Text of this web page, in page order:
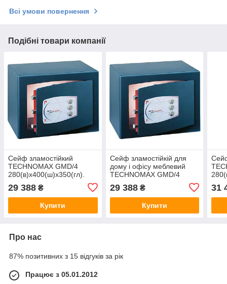
Всі умови повернення
Подібні товари компанії
Сейф зламостійкий
TECHNOMAX GMD/4
280(в)х400(ш)х350(гл).
сертифікація. Замки -
ключовий та механічний
29 388 ₴
Купити
Сейф зламостійкій для
дому і офісу меблевий
TECHNOMAX GMD/4
Два замки - ключовий та
механічний кодовий
29 388₴
Купити
31
Про нас
87% позитивних з 15 відгуків за рік
Працює з 05.01.2012